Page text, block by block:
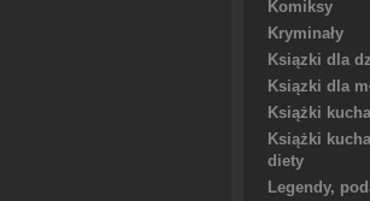
Komiksy
Kryminały
Ksiązki dla
Ksiązki dla
Książki
Książki
diety
Legendy,